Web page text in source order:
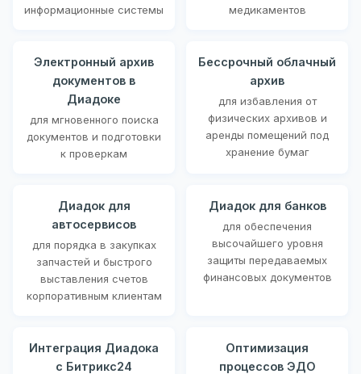
информационные системы
медикаментов
Электронный архив
документов в
Диадоке
для мгновенного поиска
документов и подготовки
к проверкам
Бессрочный облачный
архив
для избавления от
физических архивов и
аренды помещений под
хранение бумаг
Диадок для
автосервисов
для порядка в закупках
запчастей и быстрого
выставления счетов
корпоративным клиентам
Диадок для банков
для обеспечения
высочайшего уровня
защиты передаваемых
финансовых документов
Интеграция Диадока
с Битрикс24
Оптимизация
процессов ЭДО